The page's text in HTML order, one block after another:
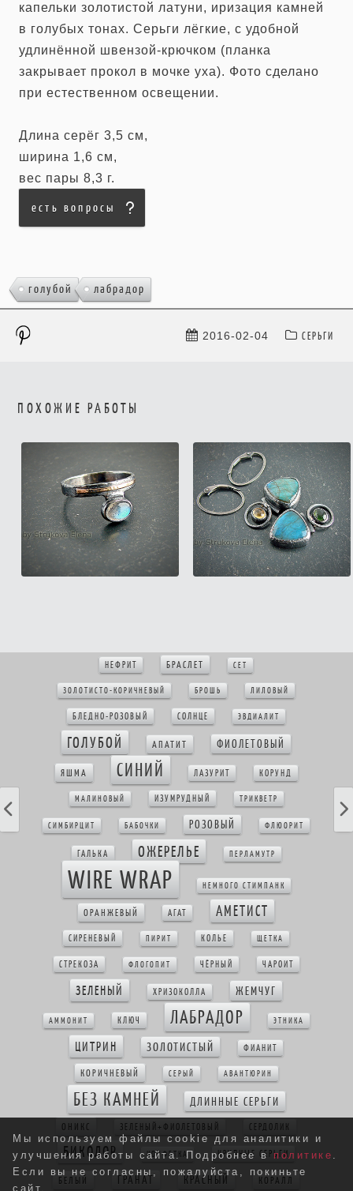
Мы используем файлы cookie для аналитики и
улучшения работы сайта. Подробнее в политике .
Если вы не согласны, пожалуйста, покиньте
сайт.
капельки золотистой латуни, иризация камней
в голубых тонах. Серьги лёгкие, с удобной
удлинённой швензой-крючком (планка
закрывает прокол в мочке уха). Фото сделано
при естественном освещении.
Длина серёг 3,5 см,
ширина 1,6 см,
вес пары 8,3 г.
есть вопросы
голубой , лабрадор
2016-02-04 СЕРЬГИ
ПОХОЖИЕ РАБОТЫ
НЕФРИТ БРАСЛЕТ СЕТ
ЗОЛОТИСТО-КОРИЧНЕВЫЙ БРОШЬ ЛИЛОВЫЙ
БЛЕДНО-РОЗОВЫЙ СОЛНЦЕ ЭВДИАЛИТ
ГОЛУБОЙ АПАТИТ ФИОЛЕТОВЫЙ
ЯШМА СИНИЙ ЛАЗУРИТ КОРУНД
МАЛИНОВЫЙ ИЗУМРУДНЫЙ ТРИКВЕТР
СИМБИРЦИТ БАБОЧКИ РОЗОВЫЙ ФЛЮОРИТ
ГАЛЬКА ОЖЕРЕЛЬЕ ПЕРЛАМУТР
WIRE WRAP НЕМНОГО СТИМПАНК
ОРАНЖЕВЫЙ АГАТ АМЕТИСТ
СИРЕНЕВЫЙ ПИРИТ КОЛЬЕ ЩЕТКА
СТРЕКОЗА ФЛОГОПИТ ЧЁРНЫЙ ЧАРОИТ
ЗЕЛЕНЫЙ ХРИЗОКОЛЛА ЖЕМЧУГ
АММОНИТ КЛЮЧ ЛАБРАДОР ЭТНИКА
ЦИТРИН ЗОЛОТИСТЫЙ ФИАНИТ
КОРИЧНЕВЫЙ СЕРЫЙ АВАНТЮРИН
БЕЗ КАМНЕЙ ДЛИННЫЕ СЕРЬГИ
ОНИКС ЗЕЛЕНЫЙ+ФИОЛЕТОВЫЙ СЕРДОЛИК
БИКОЛОР КОНФЕТКА КРУПНЫЕ СЕРЬГИ
БЕЛЫЙ ГРАНАТ КРАСНЫЙ КОРАЛЛ